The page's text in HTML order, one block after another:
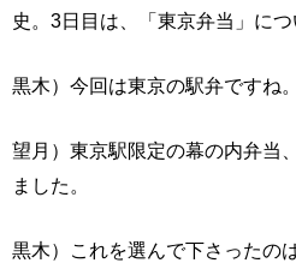
史。3日目は、「東京弁当」に
黒木）今回は東京の駅弁ですね。
望月）東京駅限定の幕の内弁当
ました。
黒木）これを選んで下さったの